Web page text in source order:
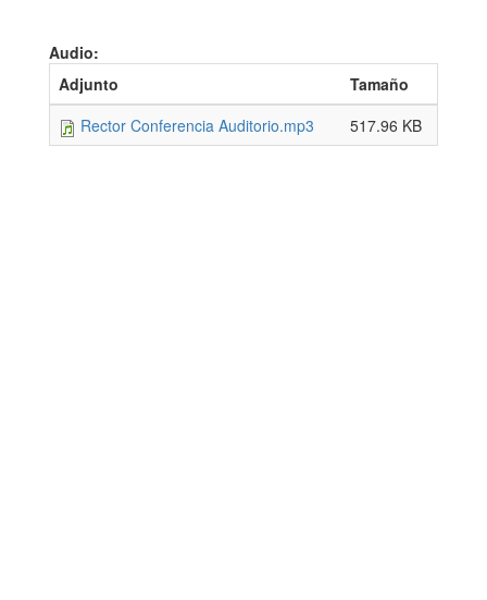
Audio:
Adjunto
Tamaño
Rector Conferencia Auditorio.mp3
517.96 KB